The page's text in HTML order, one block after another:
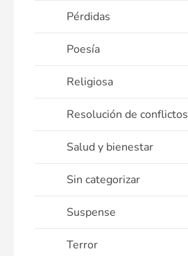
Pérdidas
Poesía
Religiosa
Resolución de conflictos
Salud y bienestar
Sin categorizar
Suspense
Terror